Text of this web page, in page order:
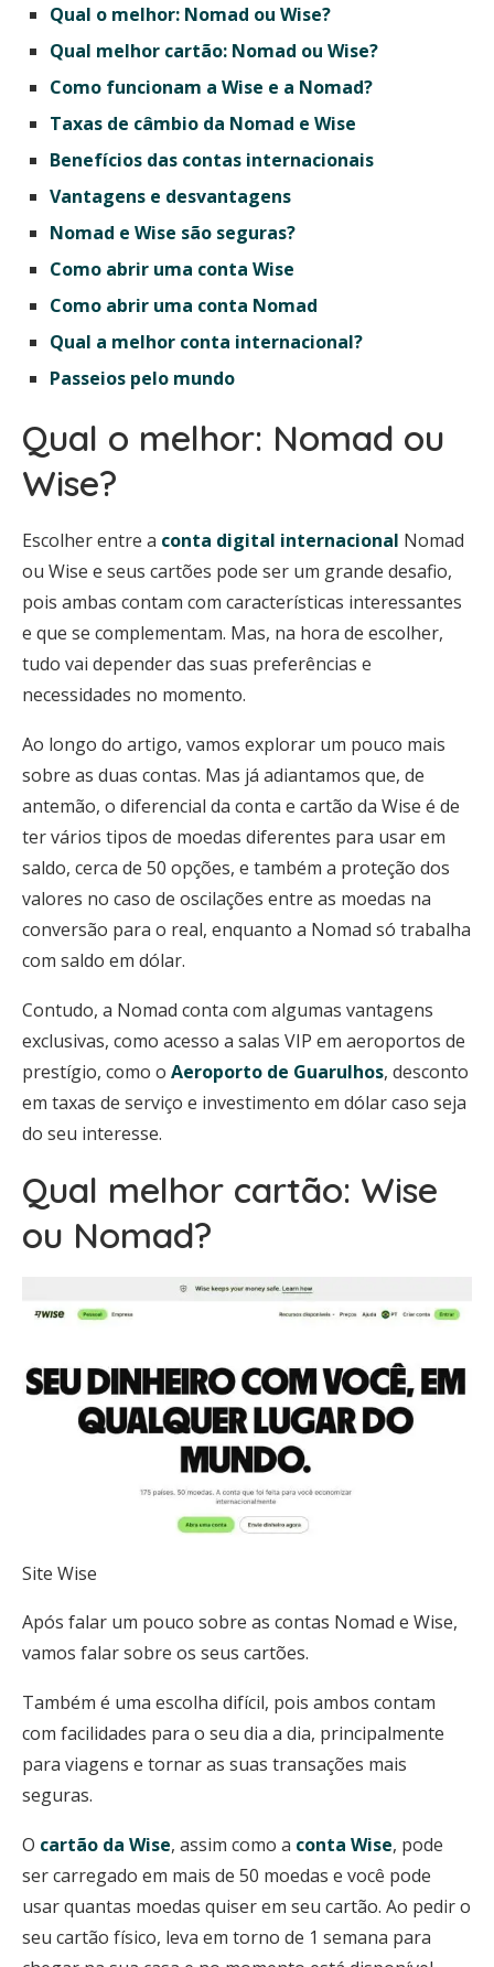
Qual o melhor: Nomad ou Wise?
Qual melhor cartão: Nomad ou Wise?
Como funcionam a Wise e a Nomad?
Taxas de câmbio da Nomad e Wise
Benefícios das contas internacionais
Vantagens e desvantagens
Nomad e Wise são seguras?
Como abrir uma conta Wise
Como abrir uma conta Nomad
Qual a melhor conta internacional?
Passeios pelo mundo
Qual o melhor: Nomad ou
Wise?
Escolher entre a conta digital internacional Nomad
ou Wise e seus cartões pode ser um grande desafio,
pois ambas contam com características interessantes
e que se complementam. Mas, na hora de escolher,
tudo vai depender das suas preferências e
necessidades no momento.
Ao longo do artigo, vamos explorar um pouco mais
sobre as duas contas. Mas já adiantamos que, de
antemão, o diferencial da conta e cartão da Wise é de
ter vários tipos de moedas diferentes para usar em
saldo, cerca de 50 opções, e também a proteção dos
valores no caso de oscilações entre as moedas na
conversão para o real, enquanto a Nomad só trabalha
com saldo em dólar.
Contudo, a Nomad conta com algumas vantagens
exclusivas, como acesso a salas VIP em aeroportos de
prestígio, como o Aeroporto de Guarulhos, desconto
em taxas de serviço e investimento em dólar caso seja
do seu interesse.
Qual melhor cartão: Wise
ou Nomad?
Site Wise
Após falar um pouco sobre as contas Nomad e Wise,
vamos falar sobre os seus cartões.
Também é uma escolha difícil, pois ambos contam
com facilidades para o seu dia a dia, principalmente
para viagens e tornar as suas transações mais
seguras.
O cartão da Wise, assim como a conta Wise, pode
ser carregado em mais de 50 moedas e você pode
usar quantas moedas quiser em seu cartão. Ao pedir o
seu cartão físico, leva em torno de 1 semana para